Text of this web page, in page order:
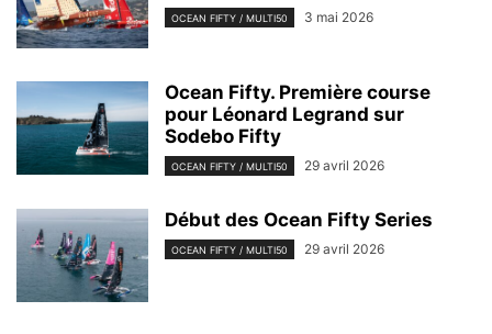
OCEAN FIFTY / MULTI50 3 mai 2026
Ocean Fifty. Première course
pour Léonard Legrand sur
Sodebo Fifty
OCEAN FIFTY / MULTI50 29 avril 2026
Début des Ocean Fifty Series
OCEAN FIFTY / MULTI50 29 avril 2026